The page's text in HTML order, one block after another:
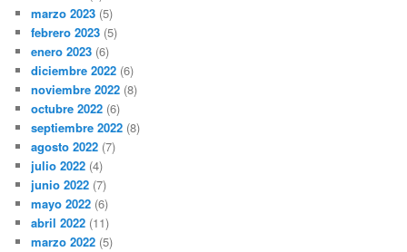
marzo 2023 (5)
febrero 2023 (5)
enero 2023 (6)
diciembre 2022 (6)
noviembre 2022 (8)
octubre 2022 (6)
septiembre 2022 (8)
agosto 2022 (7)
julio 2022 (4)
junio 2022 (7)
mayo 2022 (6)
abril 2022 (11)
marzo 2022 (5)